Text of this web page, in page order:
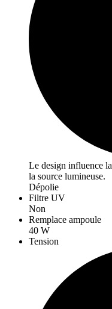
Le design influence
la source lumineuse.
Dépolie
Filtre UV
Non
Remplace ampoule
40 W
Tension